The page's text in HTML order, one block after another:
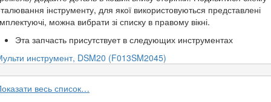
інструменту, для якої використовуються представлені
можна вибрати зі списку в правому вікні.
Эта запчасть присутствует в следующих инструментах
инструмент, DSM20 (F013SM2045)
весь список…